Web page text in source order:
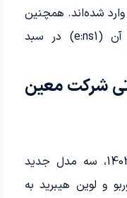
شده‌اند. همچنین
هوندا وزل بنزینی و نسخه برقی آن (e:ns1) در سبد
شرکت معین
اسفند 1402: روز شنبه 5 اسفند 1402، سه مدل جدید
و لوین هیبرید به